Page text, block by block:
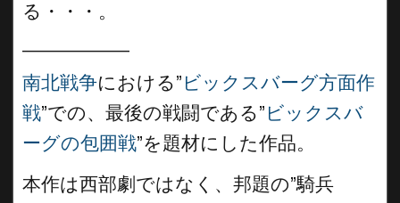
る・・・。
南北戦争における” ビックスバーグ方面作
戦”での、最後の戦闘である” ビックスバ
ーグの包囲戦”を題材にした作品。
本作は西部劇ではなく、邦題の”騎兵